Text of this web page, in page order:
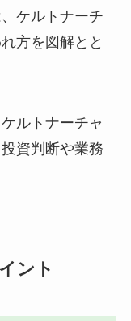
ケルトナーチ
方を図解とと
ルトナーチャ
資判断や業務
ント